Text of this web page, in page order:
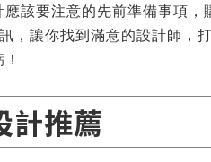
該要注意的先前準備事項，
，讓你找到滿意的設計師，
計推薦